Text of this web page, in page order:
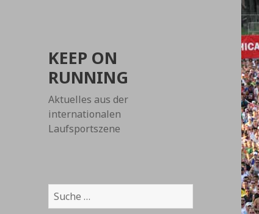
KEEP ON
RUNNING
Aktuelles aus der
internationalen
Laufsportszene
Suche
nach: